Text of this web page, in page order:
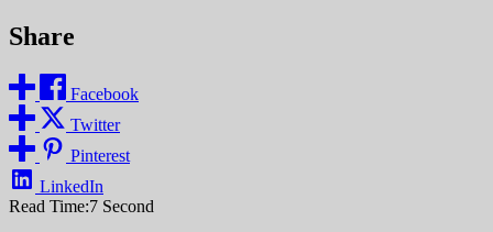
Share
Facebook
Twitter
Pinterest
LinkedIn
Read Time:7 Second